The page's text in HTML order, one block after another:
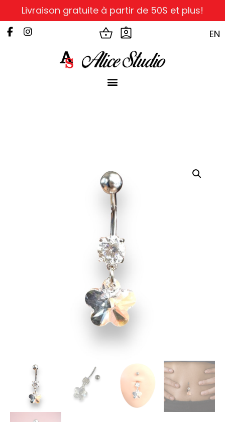
Livraison gratuite à partir de 50$ et plus!
EN